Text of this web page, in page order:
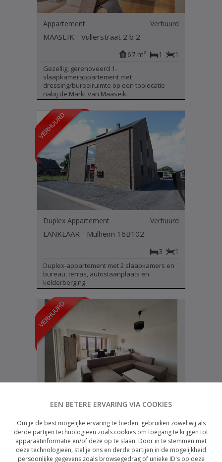
Appartement Verhuurd
MAASEIK - Vullerstraat 2 b 2
1
1
67 m²
Gezellig, gerenoveerd 1-
slaapkamerappartement met
dressing/bureelruimte op een toplocatie
nabij de Markt van Maaseik.
Duplex Appartement Verhuurd
LANKLAAR - Mulheim 16B102
1
3
Duplex-appartement met 2 slaapkamers en
bureau, terras, autostaanplaats en
kelderberging.
Appartement Verhuurd
MAASEIK - Monseigneur Koningsstraat
23 b 2
1
2
Gezellig appartement met 2 slaapkamers en
EEN BETERE ERVARING VIA COOKIES
Om je de best mogelijke ervaring te bieden, gebruiken zowel wij als
derde partijen technologieën zoals cookies om toegang te krijgen tot
apparaatinformatie en/of deze op te slaan. Door in te stemmen met
deze technologieën, stel je ons en derde partijen in de mogelijkheid
persoonlijke gegevens zoals browsegedrag of unieke ID's op deze